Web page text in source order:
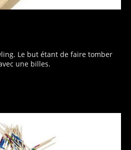
Le but étant de faire tomber
une billes.